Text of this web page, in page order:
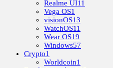
Realme UI11
Vega OS1
visionOS13
WatchOS11
Wear OS19
Windows57
Crypto1
Worldcoin1